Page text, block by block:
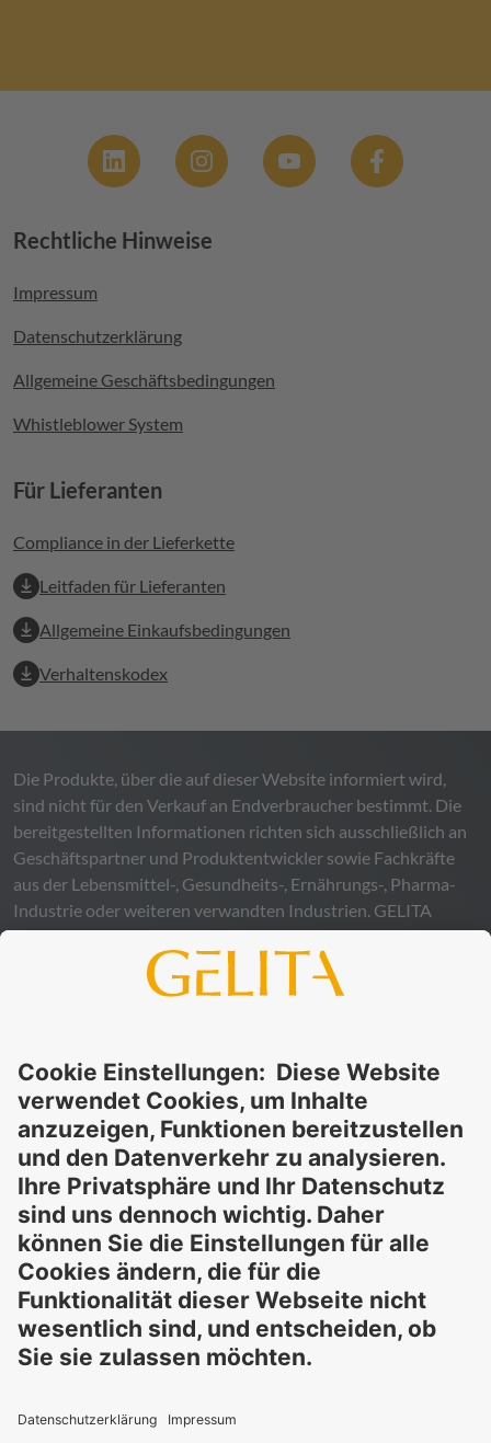
Footer menu
Rechtliche Hinweise
Impressum
Datenschutzerklärung
Allgemeine Geschäftsbedingungen
Whistleblower System
Für Lieferanten
Compliance in der Lieferkette
Leitfaden für Lieferanten
Allgemeine Einkaufsbedingungen
Verhaltenskodex
Social
Die Produkte, über die auf dieser Website informiert wird,
sind nicht für den Verkauf an Endverbraucher bestimmt. Die
bereitgestellten Informationen richten sich ausschließlich an
Geschäftspartner und Produktentwickler sowie Fachkräfte
aus der Lebensmittel-, Gesundheits-, Ernährungs-, Pharma-
Industrie oder weiteren verwandten Industrien. GELITA
übernimmt keinerlei Gewähr – weder ausdrücklich noch
stillschweigend – für die Richtigkeit, Verlässlichkeit oder
Vollständigkeit der bereitgestellten Informationen und
Informationen ergeben könnte. Die Verwendung der
Informationen erfolgt auf eigenes Risiko und in eigener
Verantwortung.
Diese Erklärung entbindet Sie nicht von der Pflicht, eigene
Eignungsprüfungen und Tests durchzuführen, sowie alle
geltenden gesetzlichen Vorschriften einzuhalten und Rechte
Dritter zu respektieren. Die beschriebenen Produkte und
Konzepte sind nicht für den Einzelverkauf oder den direkten
Endverbrauch bestimmt. Sie sind nicht zur Diagnose,
Behandlung, Heilung oder Vorbeugung von Krankheiten
gedacht. Verwendungen und Aussagen zu
-Produkten